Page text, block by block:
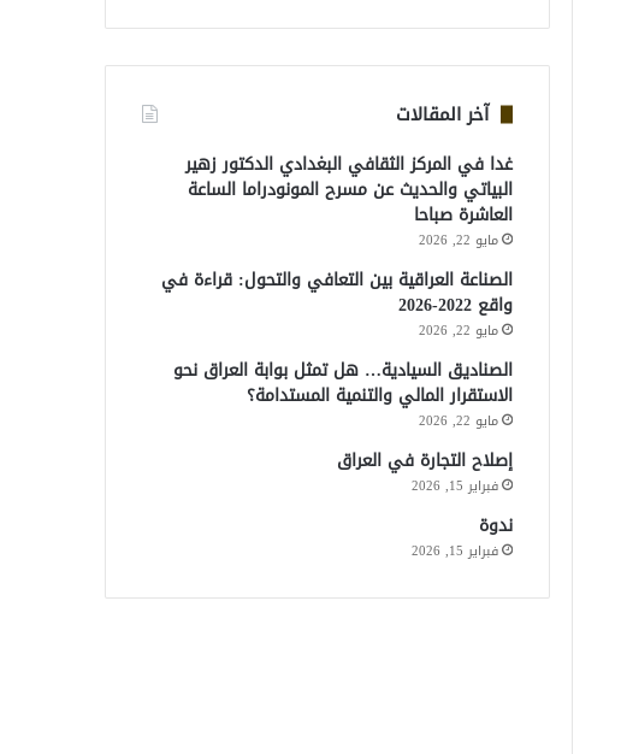
آخر المقالات
غدا في المركز الثقافي البغدادي الدكتور زهير
البياتي والحديث عن مسرح المونودراما الساعة
العاشرة صباحا
مايو 22, 2026
الصناعة العراقية بين التعافي والتحول: قراءة في
واقع 2022-2026
مايو 22, 2026
الصناديق السيادية… هل تمثل بوابة العراق نحو
الاستقرار المالي والتنمية المستدامة؟
مايو 22, 2026
إصلاح التجارة في العراق
فبراير 15, 2026
ندوة
فبراير 15, 2026